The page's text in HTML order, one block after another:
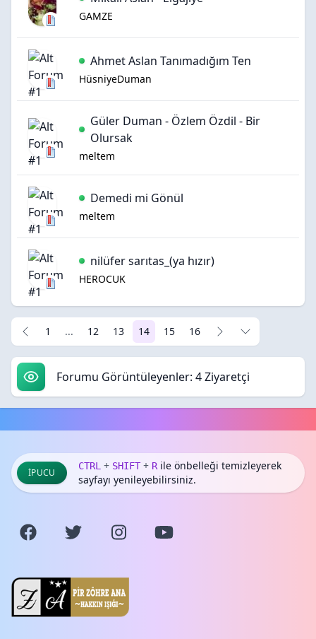
GAMZE
Ahmet Aslan Tanımadığım Ten
HüsniyeDuman
Güler Duman - Özlem Özdil - Bir
Olursak
meltem
Demedi mi Gönül
meltem
nilüfer sarıtas_(ya hızır)
HEROCUK
1 ... 12 13 14 15 16
Forumu Görüntüleyenler: 4 Ziyaretçi
İPUCU
CTRL + SHIFT + Rile önbelleği temizleyerek
sayfayı yenileyebilirsiniz.